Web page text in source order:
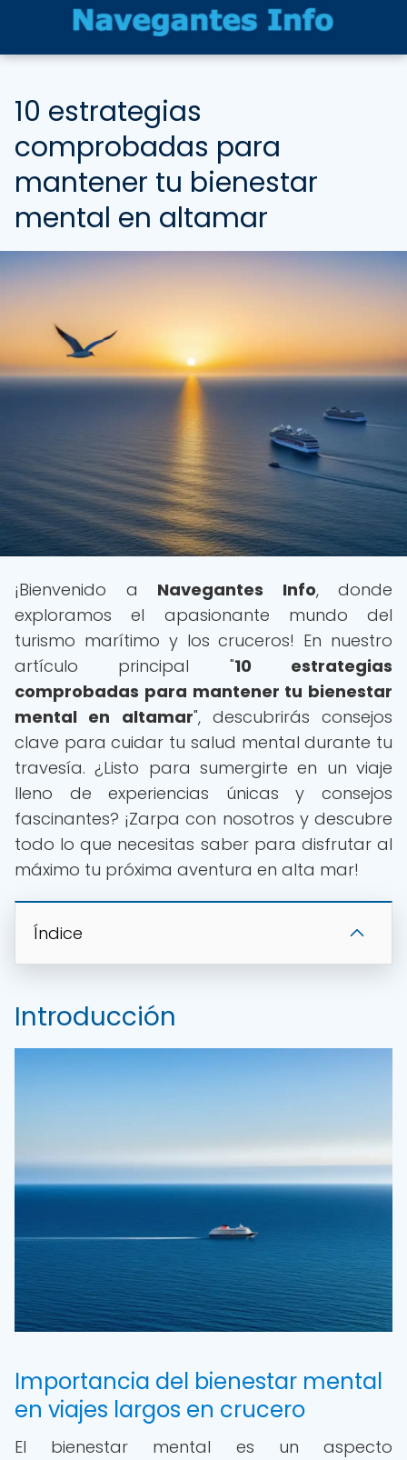
10 estrategias
comprobadas para
mantener tu bienestar
mental en altamar
¡Bienvenido a Navegantes Info, donde
exploramos el apasionante mundo del
turismo marítimo y los cruceros! En nuestro
artículo principal "10 estrategias
comprobadas para mantener tu bienestar
mental en altamar", descubrirás consejos
clave para cuidar tu salud mental durante tu
travesía. ¿Listo para sumergirte en un viaje
lleno de experiencias únicas y consejos
fascinantes? ¡Zarpa con nosotros y descubre
todo lo que necesitas saber para disfrutar al
máximo tu próxima aventura en alta mar!
Índice
Introducción
Importancia del bienestar mental
en viajes largos en crucero
El bienestar mental es un aspecto